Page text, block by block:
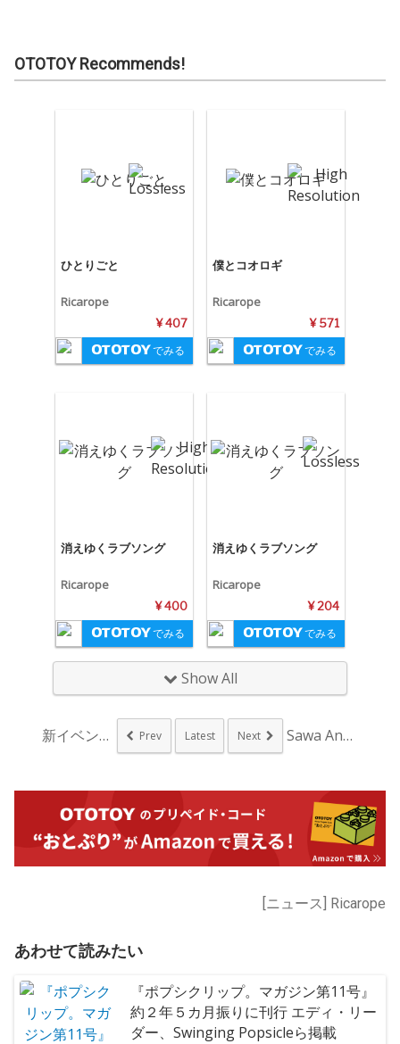
OTOTOY Recommends!
ひとりごと
Ricarope
¥ 407
でみる
僕とコオロギ
Ricarope
¥ 571
でみる
消えゆくラブソング
Ricarope
¥ 400
でみる
消えゆくラブソング
Ricarope
¥ 204
でみる
Show All
新イベント『ベルベッ... Prev Latest Next Sawa Angst...
[ニュース] Ricarope
あわせて読みたい
『ポプシクリップ。マガジン第11号』
約２年５カ月振りに刊行 エディ・リー
ダー、Swinging Popsicleら掲載